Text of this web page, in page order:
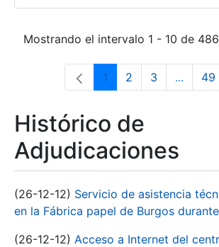
Mostrando el intervalo 1 - 10 de
Página
1 Página
2 Página
3 ... 49
Histórico de
Adjudicaciones
(26-12-12) Servicio de asistencia
en la Fábrica papel de Burgos
(26-12-12) Acceso a Internet del